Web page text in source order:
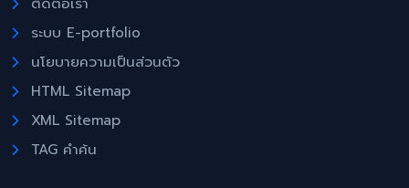
ระบบ E-portfolio
นโยบายความเป็นส่วนตัว
HTML Sitemap
XML Sitemap
TAG คำค้น